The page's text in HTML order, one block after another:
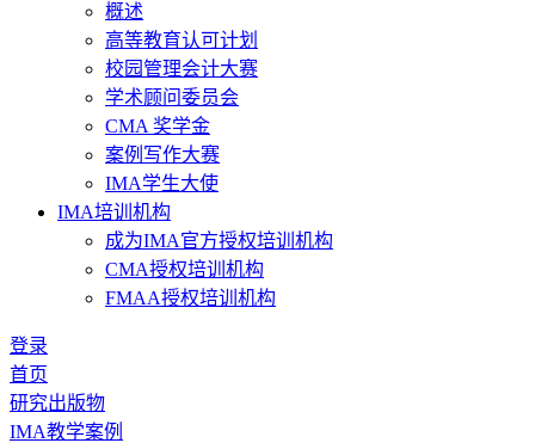
概述
高等教育认可计划
校园管理会计大赛
学术顾问委员会
CMA 奖学金
案例写作大赛
IMA学生大使
IMA培训机构
成为IMA官方授权培训机构
CMA授权培训机构
FMAA授权培训机构
登录
首页
研究出版物
IMA教学案例